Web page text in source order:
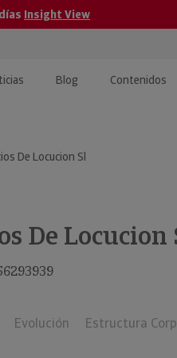
Insight View
Blog Contenidos
De Locucion Sl
De Locucion
Evolución Estructura